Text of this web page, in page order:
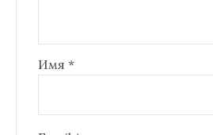
Имя *